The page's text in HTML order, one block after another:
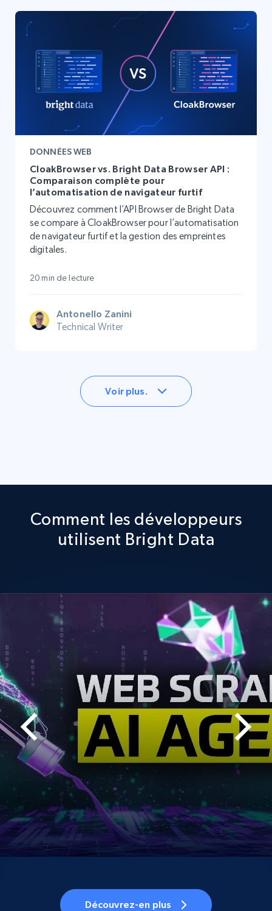
DONNÉES WEB
CloakBrowser vs. Bright Data Browser API :
Comparaison complète pour
l’automatisation de navigateur furtif
Découvrez comment l’API Browser de Bright Data
se compare à CloakBrowser pour l’automatisation
de navigateur furtif et la gestion des empreintes
digitales.
20 min de lecture
Antonello Zanini
Technical Writer
Voir plus.
Comment les développeurs
utilisent Bright Data
Découvrez-en plus